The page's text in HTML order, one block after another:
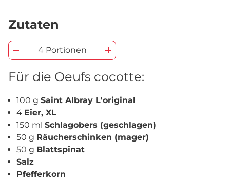
Zutaten
4 Portionen
Für die Oeufs cocotte:
100 g Saint Albray L'original
4 Eier, XL
150 ml Schlagobers (geschlagen)
50 g Räucherschinken (mager)
50 g Blattspinat
Salz
Pfefferkorn